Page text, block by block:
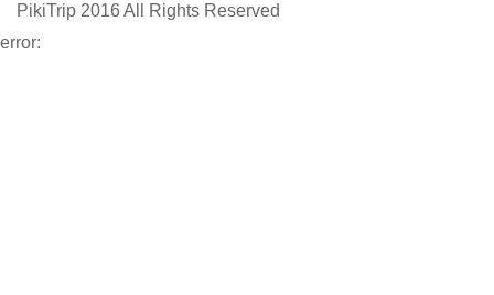
PikiTrip 2016 All Rights Reserved
error: